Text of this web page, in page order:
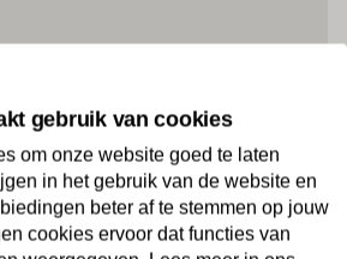
gebruik van cookies
om onze website goed te laten
in het gebruik van de website en
beter af te stemmen op jouw
cookies ervoor dat functies van